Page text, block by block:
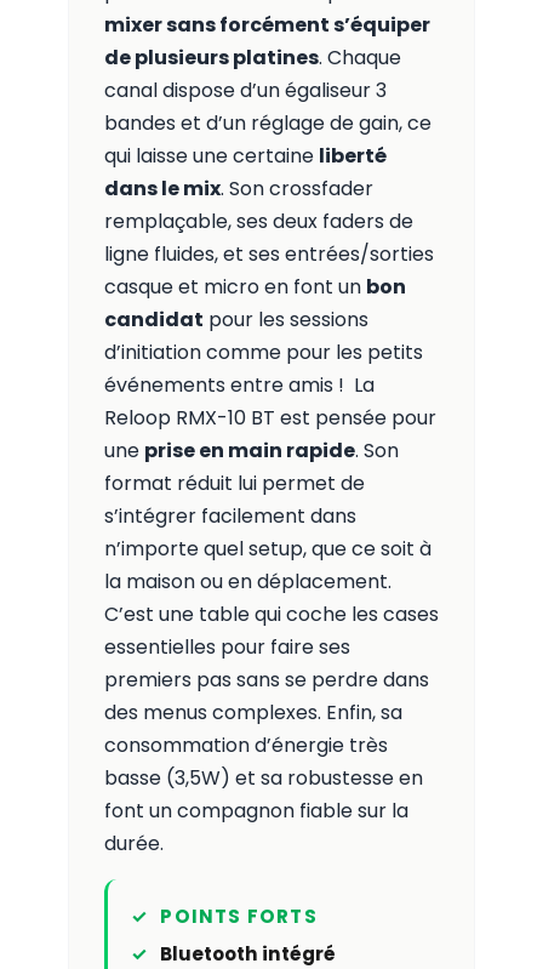
mixer sans forcément s’équiper
de plusieurs platines. Chaque
canal dispose d’un égaliseur 3
bandes et d’un réglage de gain, ce
qui laisse une certaine liberté
dans le mix. Son crossfader
remplaçable, ses deux faders de
ligne fluides, et ses entrées/sorties
casque et micro en font un bon
candidat pour les sessions
d’initiation comme pour les petits
événements entre amis ! La
Reloop RMX-10 BT est pensée pour
une prise en main rapide. Son
format réduit lui permet de
s’intégrer facilement dans
n’importe quel setup, que ce soit à
la maison ou en déplacement.
C’est une table qui coche les cases
essentielles pour faire ses
premiers pas sans se perdre dans
des menus complexes. Enfin, sa
consommation d’énergie très
basse (3,5W) et sa robustesse en
font un compagnon fiable sur la
durée.
POINTS FORTS
Bluetooth intégré